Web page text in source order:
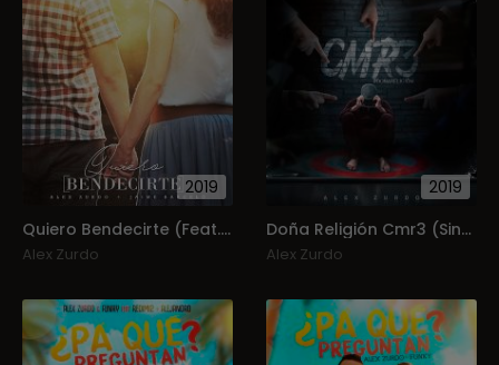
2019
Quiero Bendecirte (Feat. Jaime Barceló) (Single)
Alex Zurdo
2019
Doña Religión Cmr3 (Single)
Alex Zurdo